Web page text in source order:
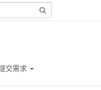
交需求